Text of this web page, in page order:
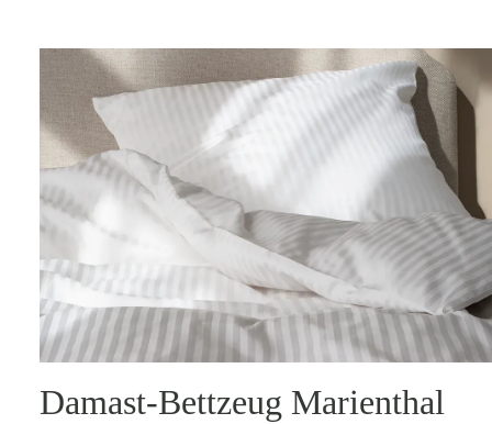
Damast-Bettzeug Marienthal